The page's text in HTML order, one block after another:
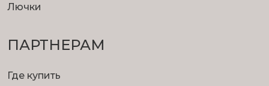
Лючки
ПАРТНЕРАМ
Где купить